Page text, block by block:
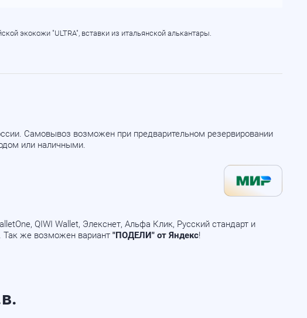
экокожи "ULTRA", вставки из итальянской алькантары.
Самовывоз возможен при предварительном резервировании
или наличными.
QIWI Wallet, Элекснет, Альфа Клик, Русский стандарт и
Так же возможен вариант"ПОДЕЛИ" от Яндекс!